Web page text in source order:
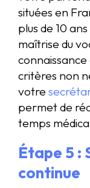
situées en
plus de 10
maîtrise du
connaissance
critères non
votre
permet de
temps
Étape 5 :
continue